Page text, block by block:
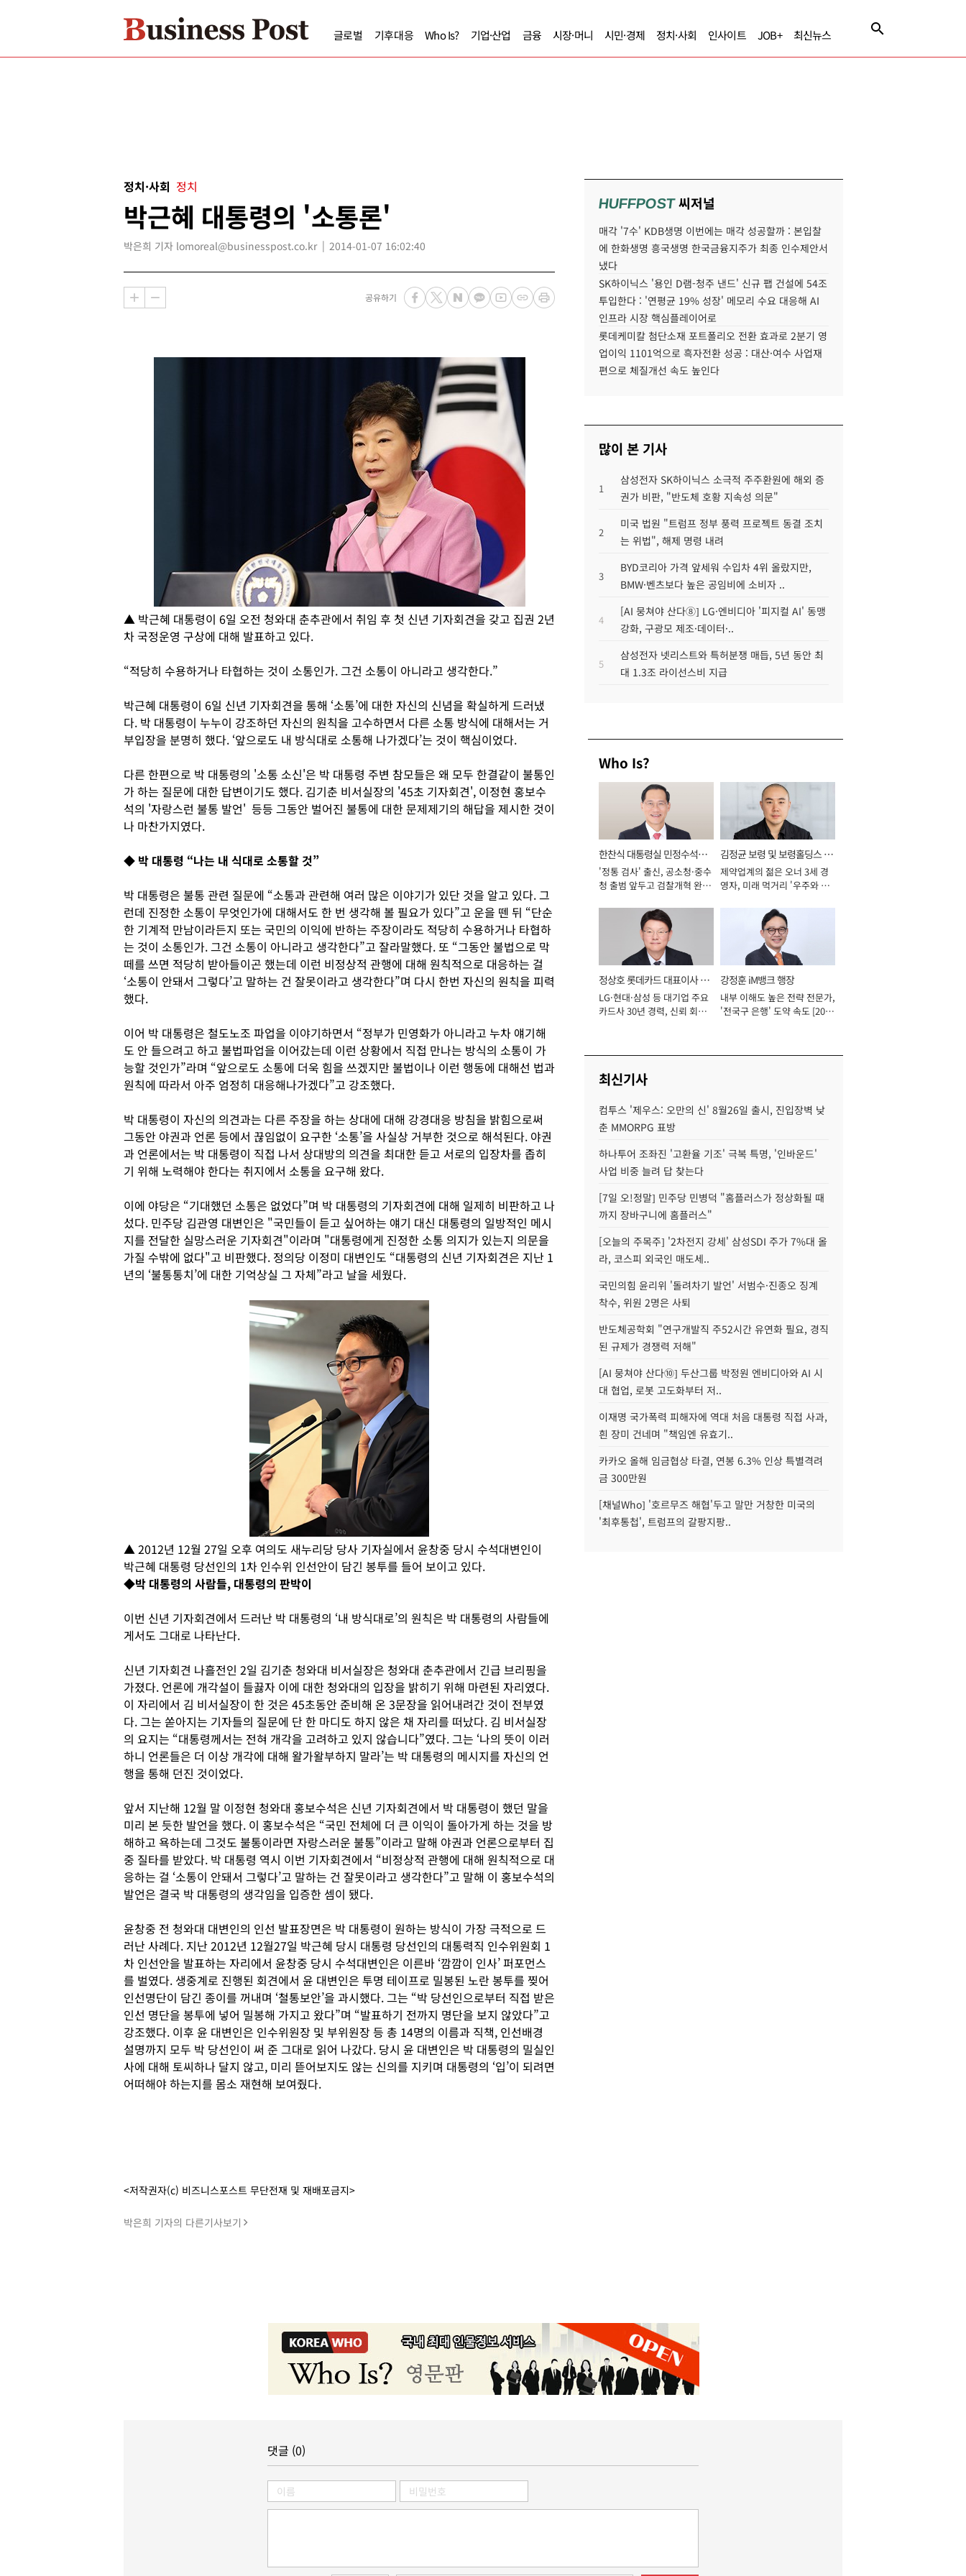
글로벌 기후대응 Who Is? 기업·산업 금융 시장·머니 시민·경제 정치·사회 인사이트 JOB+ 최신뉴스
정치·사회 정치
박근혜 대통령의 '소통론'
박은희 기자 lomoreal@businesspost.co.kr 2014-01-07 16:02:40
공유하기
▲ 박근혜 대통령이 6일 오전 청와대 춘추관에서 취임 후 첫 신년 기자회견을 갖고 집권 2년
차 국정운영 구상에 대해 발표하고 있다.
“적당히 수용하거나 타협하는 것이 소통인가. 그건 소통이 아니라고 생각한다.”
박근혜 대통령이 6일 신년 기자회견을 통해 ‘소통’에 대한 자신의 신념을 확실하게 드러냈
다. 박 대통령이 누누이 강조하던 자신의 원칙을 고수하면서 다른 소통 방식에 대해서는 거
부입장을 분명히 했다. ‘앞으로도 내 방식대로 소통해 나가겠다’는 것이 핵심이었다.
다른 한편으로 박 대통령의 '소통 소신'은 박 대통령 주변 참모들은 왜 모두 한결같이 불통인
가 하는 질문에 대한 답변이기도 했다. 김기춘 비서실장의 '45초 기자회견', 이정현 홍보수
석의 '자랑스런 불통 발언' 등등 그동안 벌어진 불통에 대한 문제제기의 해답을 제시한 것이
나 마찬가지였다.
◆ 박 대통령 “나는 내 식대로 소통할 것”
박 대통령은 불통 관련 질문에 “소통과 관련해 여러 많은 이야기가 있단 것을 알고 있다. 그
런데 진정한 소통이 무엇인가에 대해서도 한 번 생각해 볼 필요가 있다”고 운을 뗀 뒤 “단순
한 기계적 만남이라든지 또는 국민의 이익에 반하는 주장이라도 적당히 수용하거나 타협하
는 것이 소통인가. 그건 소통이 아니라고 생각한다”고 잘라말했다. 또 “그동안 불법으로 막
떼를 쓰면 적당히 받아들이곤 했는데 이런 비정상적 관행에 대해 원칙적으로 대응하는 걸
‘소통이 안돼서 그렇다’고 말하는 건 잘못이라고 생각한다”며 다시 한번 자신의 원칙을 피력
했다.
이어 박 대통령은 철도노조 파업을 이야기하면서 “정부가 민영화가 아니라고 누차 얘기해
도 안 들으려고 하고 불법파업을 이어갔는데 이런 상황에서 직접 만나는 방식의 소통이 가
능할 것인가”라며 “앞으로도 소통에 더욱 힘을 쓰겠지만 불법이나 이런 행동에 대해선 법과
원칙에 따라서 아주 엄정히 대응해나가겠다”고 강조했다.
박 대통령이 자신의 의견과는 다른 주장을 하는 상대에 대해 강경대응 방침을 밝힘으로써
그동안 야권과 언론 등에서 끊임없이 요구한 ‘소통’을 사실상 거부한 것으로 해석된다. 야권
과 언론에서는 박 대통령이 직접 나서 상대방의 의견을 최대한 듣고 서로의 입장차를 좁히
기 위해 노력해야 한다는 취지에서 소통을 요구해 왔다.
이에 야당은 “기대했던 소통은 없었다”며 박 대통령의 기자회견에 대해 일제히 비판하고 나
섰다. 민주당 김관영 대변인은 "국민들이 듣고 싶어하는 얘기 대신 대통령의 일방적인 메시
지를 전달한 실망스러운 기자회견"이라며 "대통령에게 진정한 소통 의지가 있는지 의문을
가질 수밖에 없다"고 비판했다. 정의당 이정미 대변인도 “대통령의 신년 기자회견은 지난 1
년의 ‘불통통치’에 대한 기억상실 그 자체”라고 날을 세웠다.
▲ 2012년 12월 27일 오후 여의도 새누리당 당사 기자실에서 윤창중 당시 수석대변인이
박근혜 대통령 당선인의 1차 인수위 인선안이 담긴 봉투를 들어 보이고 있다.
◆박 대통령의 사람들, 대통령의 판박이
이번 신년 기자회견에서 드러난 박 대통령의 ‘내 방식대로’의 원칙은 박 대통령의 사람들에
게서도 그대로 나타난다.
신년 기자회견 나흘전인 2일 김기춘 청와대 비서실장은 청와대 춘추관에서 긴급 브리핑을
가졌다. 언론에 개각설이 들끓자 이에 대한 청와대의 입장을 밝히기 위해 마련된 자리였다.
이 자리에서 김 비서실장이 한 것은 45초동안 준비해 온 3문장을 읽어내려간 것이 전부였
다. 그는 쏟아지는 기자들의 질문에 단 한 마디도 하지 않은 채 자리를 떠났다. 김 비서실장
의 요지는 “대통령께서는 전혀 개각을 고려하고 있지 않습니다”였다. 그는 ‘나의 뜻이 이러
하니 언론들은 더 이상 개각에 대해 왈가왈부하지 말라’는 박 대통령의 메시지를 자신의 언
행을 통해 던진 것이었다.
앞서 지난해 12월 말 이정현 청와대 홍보수석은 신년 기자회견에서 박 대통령이 했던 말을
미리 본 듯한 발언을 했다. 이 홍보수석은 “국민 전체에 더 큰 이익이 돌아가게 하는 것을 방
해하고 욕하는데 그것도 불통이라면 자랑스러운 불통”이라고 말해 야권과 언론으로부터 집
중 질타를 받았다. 박 대통령 역시 이번 기자회견에서 “비정상적 관행에 대해 원칙적으로 대
응하는 걸 ‘소통이 안돼서 그렇다’고 말하는 건 잘못이라고 생각한다”고 말해 이 홍보수석의
발언은 결국 박 대통령의 생각임을 입증한 셈이 됐다.
윤창중 전 청와대 대변인의 인선 발표장면은 박 대통령이 원하는 방식이 가장 극적으로 드
러난 사례다. 지난 2012년 12월27일 박근혜 당시 대통령 당선인의 대통력직 인수위원회 1
차 인선안을 발표하는 자리에서 윤창중 당시 수석대변인은 이른바 ‘깜깜이 인사’ 퍼포먼스
를 벌였다. 생중계로 진행된 회견에서 윤 대변인은 투명 테이프로 밀봉된 노란 봉투를 찢어
인선명단이 담긴 종이를 꺼내며 ‘철통보안’을 과시했다. 그는 “박 당선인으로부터 직접 받은
인선 명단을 봉투에 넣어 밀봉해 가지고 왔다”며 “발표하기 전까지 명단을 보지 않았다”고
강조했다. 이후 윤 대변인은 인수위원장 및 부위원장 등 총 14명의 이름과 직책, 인선배경
설명까지 모두 박 당선인이 써 준 그대로 읽어 나갔다. 당시 윤 대변인은 박 대통령의 밀실인
사에 대해 토씨하나 달지 않고, 미리 뜯어보지도 않는 신의를 지키며 대통령의 ‘입’이 되려면
어떠해야 하는지를 몸소 재현해 보여줬다.
<저작권자(c) 비즈니스포스트 무단전재 및 재배포금지>
박은희 기자의 다른기사보기
HUFFPOST씨저널
매각 '7수' KDB생명 이번에는 매각 성공할까 : 본입찰
에 한화생명 흥국생명 한국금융지주가 최종 인수제안서
냈다
SK하이닉스 '용인 D램-청주 낸드' 신규 팹 건설에 54조
투입한다 : '연평균 19% 성장' 메모리 수요 대응해 AI
인프라 시장 핵심플레이어로
롯데케미칼 첨단소재 포트폴리오 전환 효과로 2분기 영
업이익 1101억으로 흑자전환 성공 : 대산·여수 사업재
편으로 체질개선 속도 높인다
많이 본 기사
1
삼성전자 SK하이닉스 소극적 주주환원에 해외 증
권가 비판, "반도체 호황 지속성 의문"
2
미국 법원 "트럼프 정부 풍력 프로젝트 동결 조치
는 위법", 해제 명령 내려
3
BYD코리아 가격 앞세워 수입차 4위 올랐지만,
BMW·벤츠보다 높은 공임비에 소비자 ..
4
[AI 뭉쳐야 산다⑧] LG·엔비디아 '피지컬 AI' 동맹
강화, 구광모 제조·데이터·..
5
삼성전자 넷리스트와 특허분쟁 매듭, 5년 동안 최
대 1.3조 라이선스비 지급
Who Is?
한찬식 대통령실 민정수석비
서관
'정통 검사' 출신, 공소청·중수
청 출범 앞두고 검찰개혁 완수
김정균 보령 및 보령홀딩스 대
표이사 사장
제약업계의 젊은 오너 3세 경
영자, 미래 먹거리 '우주와 헬
정상호 롯데카드 대표이사 사
장
LG·현대·삼성 등 대기업 주요
카드사 30년 경력, 신뢰 회복
강정훈 iM뱅크 행장
내부 이해도 높은 전략 전문가,
'전국구 은행' 도약 속도 [2026
최신기사
컴투스 '제우스: 오만의 신' 8월26일 출시, 진입장벽 낮
춘 MMORPG 표방
하나투어 조좌진 '고환율 기조' 극복 특명, '인바운드'
사업 비중 늘려 답 찾는다
[7일 오!정말] 민주당 민병덕 "홈플러스가 정상화될 때
까지 장바구니에 홈플러스"
[오늘의 주목주] '2차전지 강세' 삼성SDI 주가 7%대 올
라, 코스피 외국인 매도세..
국민의힘 윤리위 '돌려차기 발언' 서범수·진종오 징계
착수, 위원 2명은 사퇴
반도체공학회 "연구개발직 주52시간 유연화 필요, 경직
된 규제가 경쟁력 저해"
[AI 뭉쳐야 산다⑩] 두산그룹 박정원 엔비디아와 AI 시
대 협업, 로봇 고도화부터 저..
이재명 국가폭력 피해자에 역대 처음 대통령 직접 사과,
흰 장미 건네며 "책임엔 유효기..
카카오 올해 임금협상 타결, 연봉 6.3% 인상 특별격려
금 300만원
[채널Who] '호르무즈 해협'두고 말만 거창한 미국의
'최후통첩', 트럼프의 갈팡지팡..
댓글 (0)